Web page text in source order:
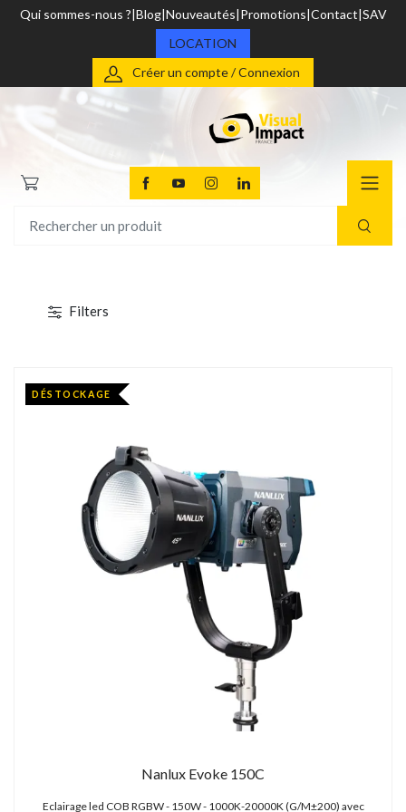
Qui sommes-nous ? Blog Nouveautés Promotions Contact SAV
LOCATION
Créer un compte / Connexion
DÉSTOCKAGE
Filters
DÉSTOCKAGE
Nanlux Evoke 150C
Eclairage led COB RGBW - 150W - 1000K-20000K (G/M±200) avec